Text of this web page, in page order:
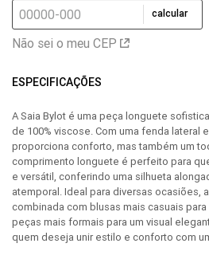
calcular
Não sei o meu CEP
ESPECIFICAÇÕES
A Saia Bylot é uma peça longuete
de 100% viscose. Com uma fenda lateral
proporciona conforto, mas também um
comprimento longuete é perfeito para
e versátil, conferindo uma silhueta
atemporal. Ideal para diversas ocasiões,
combinada com blusas mais casuais
peças mais formais para um visual
quem deseja unir estilo e conforto com